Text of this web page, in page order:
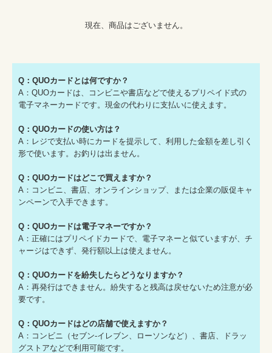
現在、商品はございません。
Q：QUOカードとは何ですか？
A：QUOカードは、コンビニや書店などで使えるプリペイド式の
電子マネーカードです。現金の代わりに支払いに使えます。
Q：QUOカードの使い方は？
A：レジで支払い時にカードを提示して、利用した金額を差し引く
形で使います。お釣りは出ません。
Q：QUOカードはどこで買えますか？
A：コンビニ、書店、オンラインショップ、または企業の販促キャ
ンペーンで入手できます。
Q：QUOカードは電子マネーですか？
A：正確にはプリペイドカードで、電子マネーと似ていますが、チ
ャージはできず、発行額以上は使えません。
Q：QUOカードを紛失したらどうなりますか？
A：再発行はできません。紛失すると残高は戻せないため注意が必
要です。
Q：QUOカードはどの店舗で使えますか？
A：コンビニ（セブン-イレブン、ローソンなど）、書店、ドラッ
グストアなどで利用可能です。